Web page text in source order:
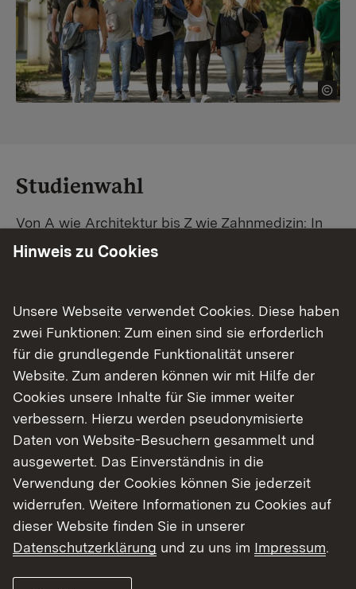
Studienwahl
Von A wie Architektur bis Z wie Zahnmedizin: In
Baden-Württemberg warten unzählige
Studiengangsuche schnell den passenden
Studienplatz. Außerdem gibt's eine Schritt-für-
Schritt-Anleitung zu deinem Traum-Studium.
Finde dein Studium in Baden-Württemberg
Hinweis zu Cookies
Unsere Webseite verwendet Cookies. Diese haben
zwei Funktionen: Zum einen sind sie erforderlich
für die grundlegende Funktionalität unserer
Website. Zum anderen können wir mit Hilfe der
Cookies unsere Inhalte für Sie immer weiter
verbessern. Hierzu werden pseudonymisierte
Daten von Website-Besuchern gesammelt und
ausgewertet. Das Einverständnis in die
Verwendung der Cookies können Sie jederzeit
widerrufen. Weitere Informationen zu Cookies auf
dieser Website finden Sie in unserer
Datenschutzerklärung und zu uns im Impressum.